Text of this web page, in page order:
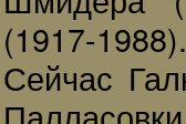
(1917-1988).
Сейчас